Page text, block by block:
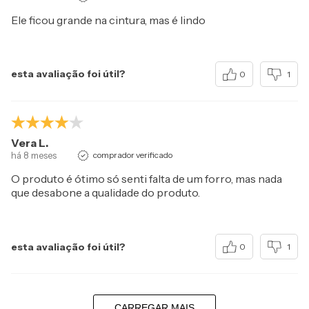
Ele ficou grande na cintura, mas é lindo
esta avaliação foi útil? 0 1
Vera L.
há 8 meses comprador verificado
O produto é ótimo só senti falta de um forro, mas nada
que desabone a qualidade do produto.
esta avaliação foi útil? 0 1